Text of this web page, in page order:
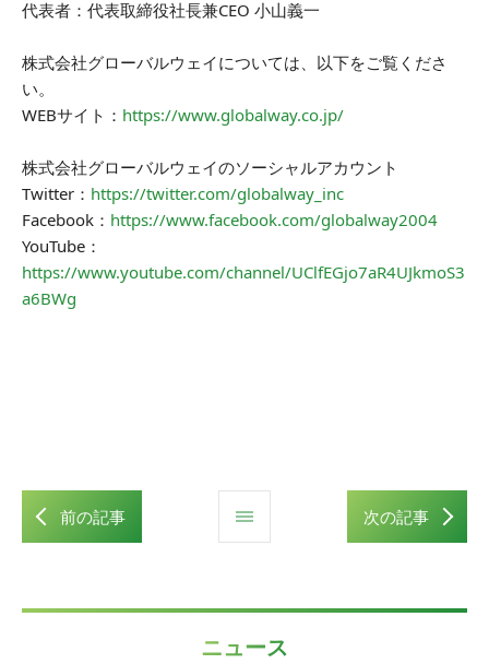
代表者：代表取締役社長兼CEO 小山義一
株式会社グローバルウェイについては、以下をご覧くださ
い。
WEBサイト： https://www.globalway.co.jp/
株式会社グローバルウェイのソーシャルアカウント
Twitter： https://twitter.com/globalway_inc
Facebook： https://www.facebook.com/globalway2004
YouTube：
https://www.youtube.com/channel/UClfEGjo7aR4UJkmoS3
a6BWg
前の記事 次の記事
ニュース